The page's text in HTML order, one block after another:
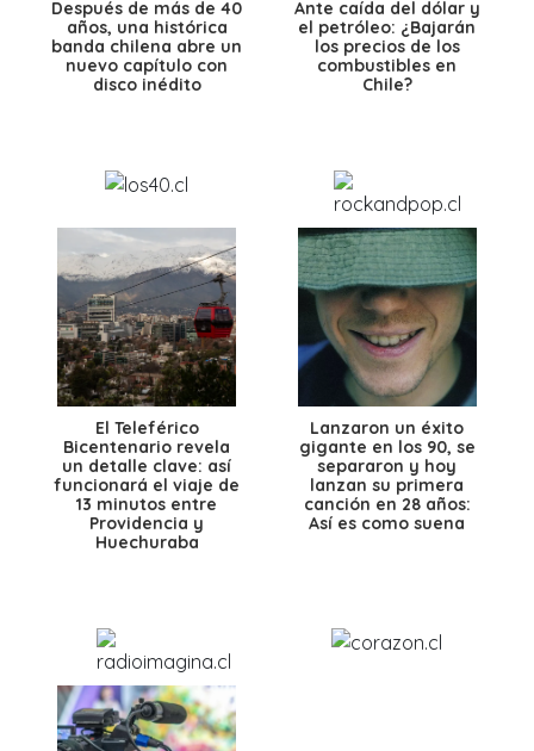
Después de más de 40
años, una histórica
banda chilena abre un
nuevo capítulo con
disco inédito
Ante caída del dólar y
el petróleo: ¿Bajarán
los precios de los
combustibles en
Chile?
El Teleférico
Bicentenario revela
un detalle clave: así
funcionará el viaje de
13 minutos entre
Providencia y
Huechuraba
Lanzaron un éxito
gigante en los 90, se
separaron y hoy
lanzan su primera
canción en 28 años:
Así es como suena